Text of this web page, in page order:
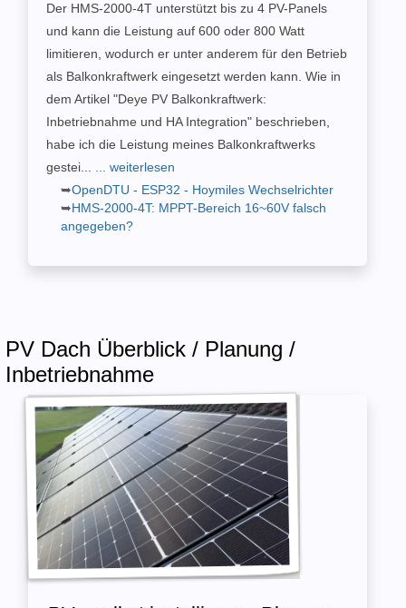
Der HMS-2000-4T unterstützt bis zu 4 PV-Panels
und kann die Leistung auf 600 oder 800 Watt
limitieren, wodurch er unter anderem für den Betrieb
als Balkonkraftwerk eingesetzt werden kann. Wie in
dem Artikel "Deye PV Balkonkraftwerk:
Inbetriebnahme und HA Integration" beschrieben,
habe ich die Leistung meines Balkonkraftwerks
gestei... ... weiterlesen
OpenDTU - ESP32 - Hoymiles Wechselrichter
HMS-2000-4T: MPPT-Bereich 16~60V falsch
angegeben?
PV Dach Überblick / Planung /
Inbetriebnahme